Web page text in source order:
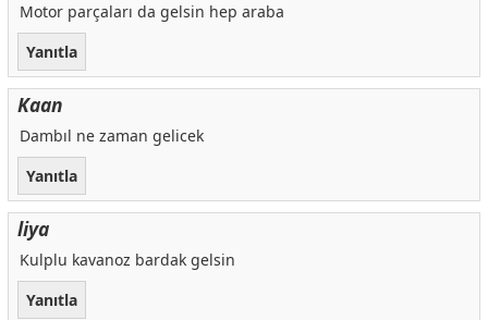
Motor parçaları da gelsin hep araba
Yanıtla
Kaan
Dambıl ne zaman gelicek
Yanıtla
liya
Kulplu kavanoz bardak gelsin
Yanıtla